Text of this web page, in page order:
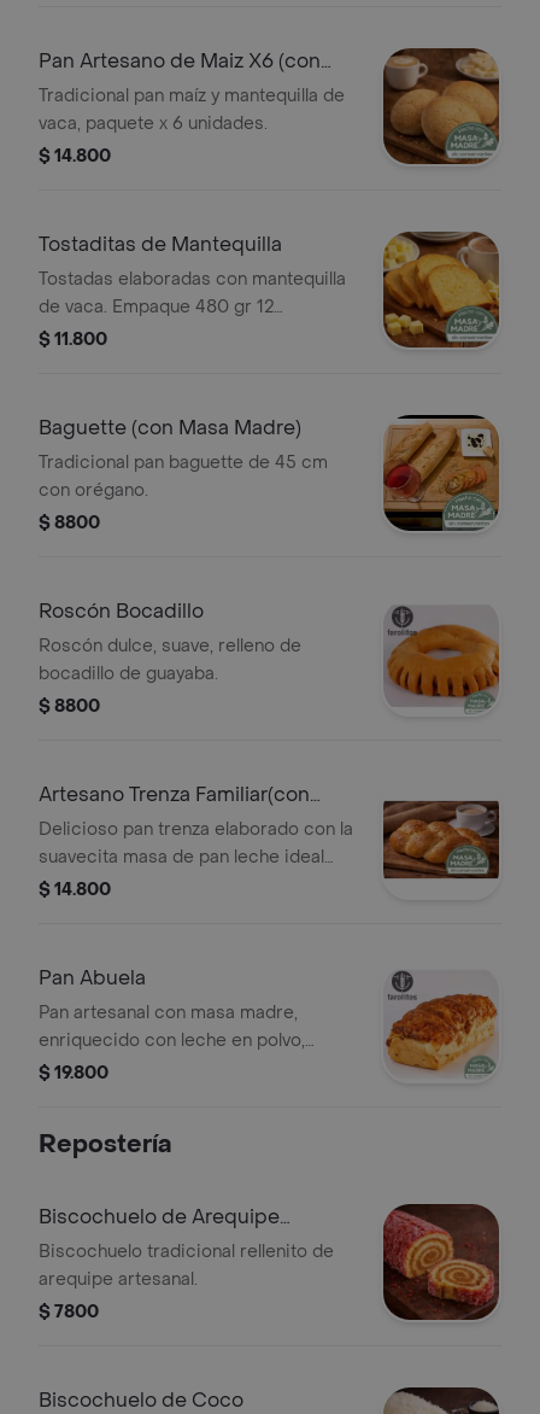
Pan Artesano de Maiz X6 (con
Masa Madre)
Tradicional pan maíz y mantequilla de
vaca, paquete x 6 unidades.
$ 14.800
Tostaditas de Mantequilla
Tostadas elaboradas con mantequilla
de vaca. Empaque 480 gr 12
unidades.
$ 11.800
Baguette (con Masa Madre)
Tradicional pan baguette de 45 cm
con orégano.
$ 8800
Roscón Bocadillo
Roscón dulce, suave, relleno de
bocadillo de guayaba.
$ 8800
Artesano Trenza Familiar(con
Masa Madre)
Delicioso pan trenza elaborado con la
suavecita masa de pan leche ideal
para compartir en familia por su
$ 14.800
Pan Abuela
Pan artesanal con masa madre,
enriquecido con leche en polvo,
huevo, margarina y decorado con
delicioso algo con chocolate caliente.
$ 19.800
Repostería
Biscochuelo de Arequipe
Artesanal
Biscochuelo tradicional rellenito de
arequipe artesanal.
$ 7800
Biscochuelo de Coco